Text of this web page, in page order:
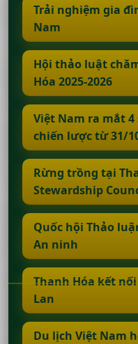
Trải nghiệm gia
Nam
Hội thảo luật
Hóa 2025-2026
Việt Nam ra mắt
chiến lược từ 31/
Rừng trồng tại
Stewardship
Quốc hội Thảo
An ninh
Thanh Hóa kết
Lan
Du lịch Việt Nam